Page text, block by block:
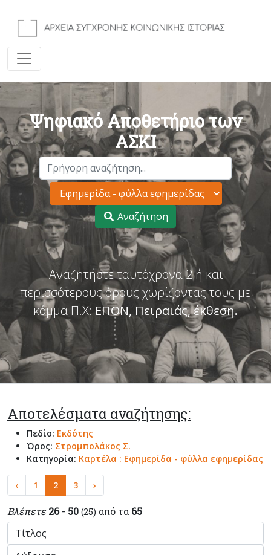
Ψηφιακό Αποθετήριο των
ΑΣΚΙ
Αναζήτηση
Αναζητήστε ταυτόχρονα 2 ή και
περισσότερους όρους χωρίζοντας τους με
κόμμα Π.Χ: ΕΠΟΝ, Πειραιάς, έκθεση.
Αποτελέσματα αναζήτησης:
Πεδίο: Εκδότης
Όρος: Στρομπολάκος Σ.
Κατηγορία: Καρτέλα : Εφημερίδα - φύλλα εφημερίδας
‹ 1 2 3 ›
Βλέπετε 26 - 50 (25) από τα 65